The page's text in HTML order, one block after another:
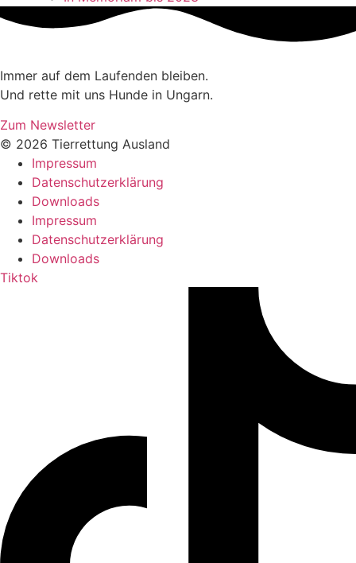
Immer auf dem Laufenden bleiben.
Und rette mit uns Hunde in Ungarn.
Zum Newsletter
© 2026 Tierrettung Ausland
Impressum
Datenschutzerklärung
Downloads
Impressum
Datenschutzerklärung
Downloads
Tiktok